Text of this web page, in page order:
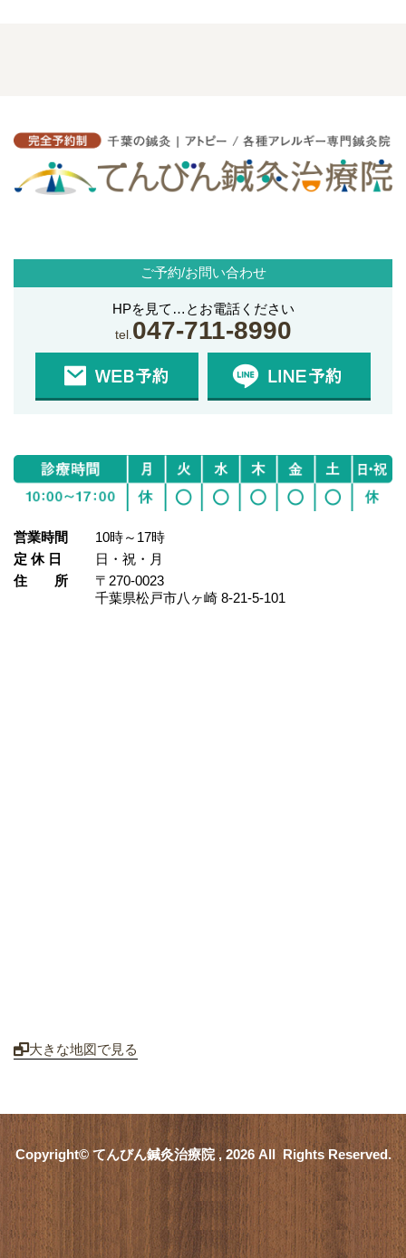
営業時間
10時～17時
定 休 日
日・祝・月
住 所
〒270-0023
千葉県松戸市八ヶ崎 8‐21‐5‐101
大きな地図で見る
ご予約/お問い合わせ
HPを見て…とお電話ください
tel.047-711-8990
Copyright© てんびん鍼灸治療院 , 2026 All Rights Reserved.